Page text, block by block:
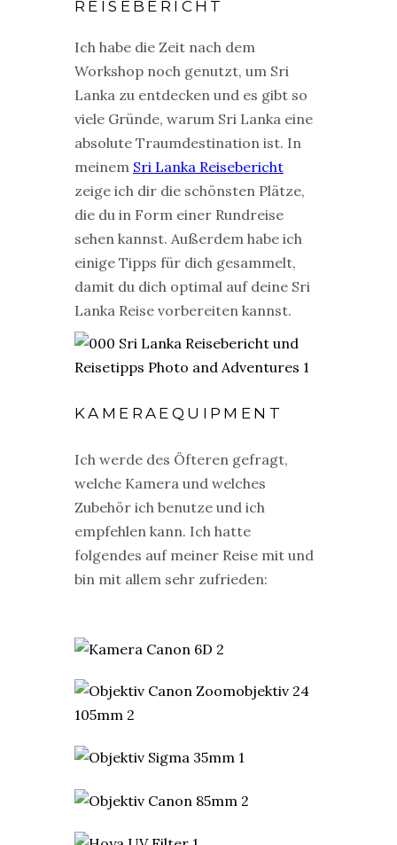
REISEBERICHT
Ich habe die Zeit nach dem
Workshop noch genutzt, um Sri
Lanka zu entdecken und es gibt so
viele Gründe, warum Sri Lanka eine
absolute Traumdestination ist. In
meinem Sri Lanka Reisebericht
zeige ich dir die schönsten Plätze,
die du in Form einer Rundreise
sehen kannst. Außerdem habe ich
einige Tipps für dich gesammelt,
damit du dich optimal auf deine Sri
Lanka Reise vorbereiten kannst.
KAMERAEQUIPMENT
Ich werde des Öfteren gefragt,
welche Kamera und welches
Zubehör ich benutze und ich
empfehlen kann. Ich hatte
folgendes auf meiner Reise mit und
bin mit allem sehr zufrieden: